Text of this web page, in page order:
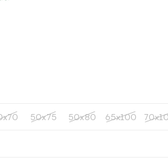
50x75 50x80 65x100